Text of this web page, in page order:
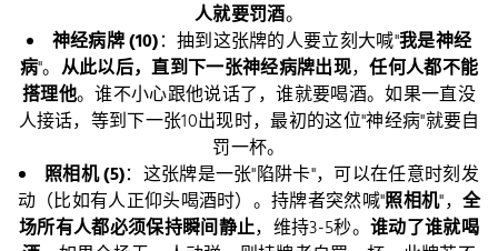
人就要罚酒。
神经病牌 (10)：抽到这张牌的人要立刻大喊"我是神经
病"。 从此以后，直到下一张神经病牌出现，任何人都不能
搭理他。谁不小心跟他说话了，谁就要喝酒。如果一直没
人接话，等到下一张10出现时，最初的这位"神经病"就要自
罚一杯。
照相机 (5)：这张牌是一张"陷阱卡"，可以在任意时刻发
动（比如有人正仰头喝酒时）。持牌者突然喊"照相机"， 全
场所有人都必须保持瞬间静止，维持3-5秒。 谁动了谁就喝